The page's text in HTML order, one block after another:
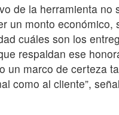
de la herramienta no
un monto económico,
cuáles son los
respaldan ese
un marco de certeza
como al cliente”,